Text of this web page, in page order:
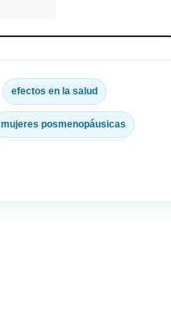
efectos en la salud
mujeres posmenopáusicas